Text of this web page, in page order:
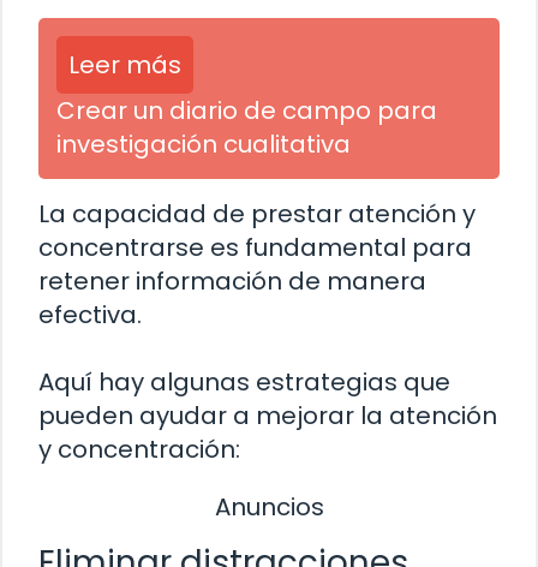
Leer más
Crear un diario de campo para
investigación cualitativa
La capacidad de prestar atención y
concentrarse es fundamental para
retener información de manera
efectiva.
Aquí hay algunas estrategias que
pueden ayudar a mejorar la atención
y concentración:
Anuncios